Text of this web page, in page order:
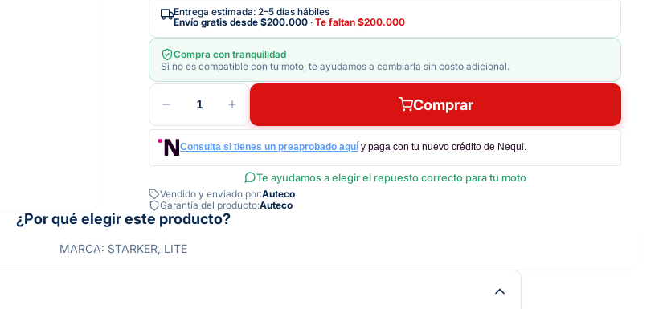
Entrega estimada: 2–5 días hábiles
Envío gratis desde $200.000 · Te faltan $200.000
Compra con tranquilidad
Si no es compatible con tu moto, te ayudamos a cambiarla sin costo adicional.
1 Comprar
Consulta si tienes un preaprobado aquí y paga con tu nuevo crédito de Nequi.
Te ayudamos a elegir el repuesto correcto para tu moto
Vendido y enviado por:Auteco
Garantía del producto:Auteco
¿Por qué elegir este producto?
MARCA: STARKER, LITE